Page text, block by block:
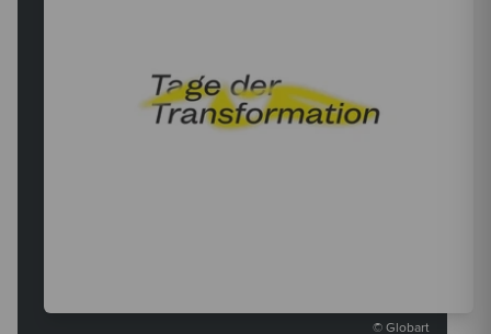
© Globart